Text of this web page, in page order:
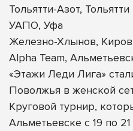
Тольятти-Азот, Тольятти
УАПО, Уфа
Железно-Хлынов, Киров
Alpha Team,
«Этажи Леди Лига»
Поволжья в женской
Круговой турнир,
Альметьевске с 19 по